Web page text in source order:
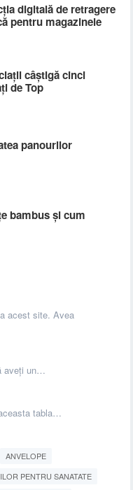
digitală de retragere
pentru magazinele
câștigă cinci
de Top
panourilor
bambus și cum
acest site. Avea
aveți un…
tabla…
ANVELOPE
PENTRU SANATATE